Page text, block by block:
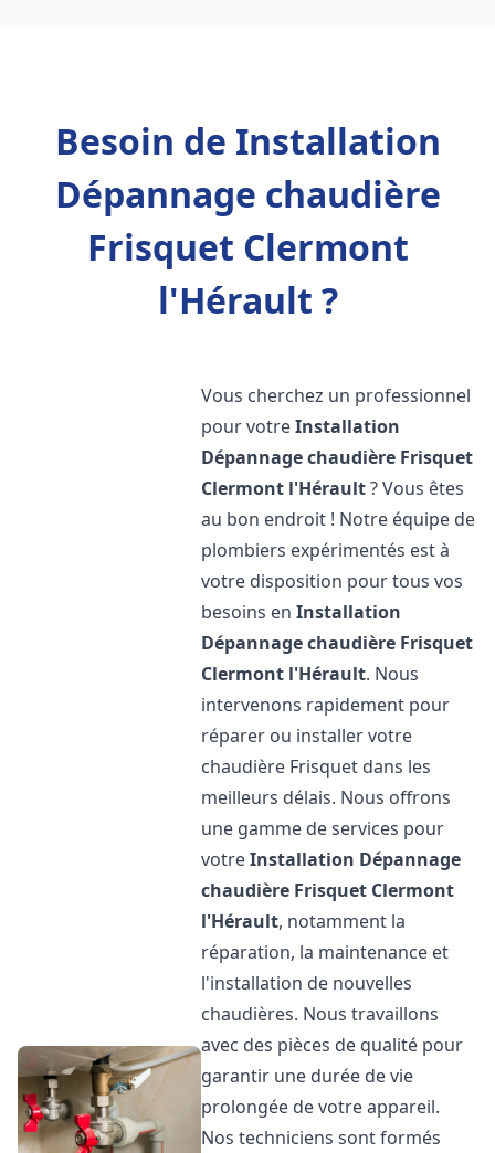
Besoin de Installation
Dépannage chaudière
Frisquet Clermont
l'Hérault ?
Vous cherchez un professionnel
pour votreInstallation
Dépannage chaudière Frisquet
Clermont l'Hérault? Vous êtes
au bon endroit ! Notre équipe de
plombiers expérimentés est à
votre disposition pour tous vos
besoins enInstallation
Dépannage chaudière Frisquet
Clermont l'Hérault. Nous
intervenons rapidement pour
réparer ou installer votre
chaudière Frisquet dans les
meilleurs délais. Nous offrons
une gamme de services pour
votreInstallation Dépannage
chaudière Frisquet Clermont
l'Hérault, notamment la
réparation, la maintenance et
l'installation de nouvelles
chaudières. Nous travaillons
avec des pièces de qualité pour
garantir une durée de vie
prolongée de votre appareil.
Nos techniciens sont formés